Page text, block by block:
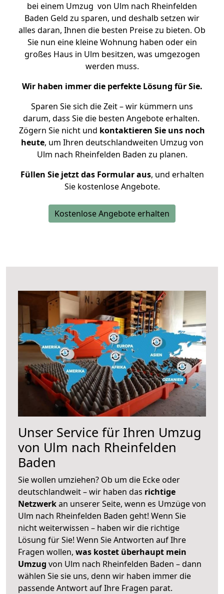
bei einem Umzug von Ulm nach Rheinfelden
Baden Geld zu sparen, und deshalb setzen wir
alles daran, Ihnen die besten Preise zu bieten. Ob
Sie nun eine kleine Wohnung haben oder ein
großes Haus in Ulm besitzen, was umgezogen
werden muss.
Wir haben immer die perfekte Lösung für Sie.
Sparen Sie sich die Zeit – wir kümmern uns
darum, dass Sie die besten Angebote erhalten.
Zögern Sie nicht und kontaktieren Sie uns noch
heute, um Ihren deutschlandweiten Umzug von
Ulm nach Rheinfelden Baden zu planen.
Füllen Sie jetzt das Formular aus, und erhalten
Sie kostenlose Angebote.
Kostenlose Angebote erhalten
Unser Service für Ihren Umzug
von Ulm nach Rheinfelden
Baden
Sie wollen umziehen? Ob um die Ecke oder
deutschlandweit – wir haben das richtige
Netzwerkan unserer Seite, wenn es Umzüge von
Ulm nach Rheinfelden Baden geht! Wenn Sie
nicht weiterwissen – haben wir die richtige
Lösung für Sie! Wenn Sie Antworten auf Ihre
Fragen wollen, was kostet überhaupt mein
Umzug von Ulm nach Rheinfelden Baden – dann
wählen Sie sie uns, denn wir haben immer die
passende Antwort auf Ihre Fragen parat.